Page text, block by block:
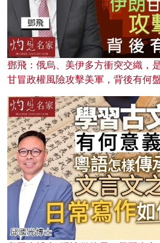
鄧飛：俄烏、美伊多方衝突交織，
甘冒政權風險攻擊美軍，背後有何